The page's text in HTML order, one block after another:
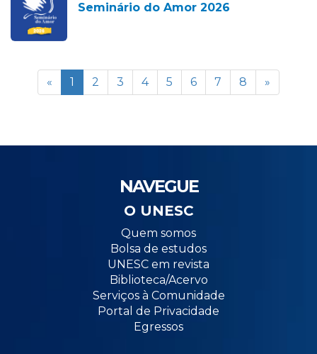
Seminário do Amor 2026
« 1 2 3 4 5 6 7 8 »
NAVEGUE
O UNESC
Quem somos
Bolsa de estudos
UNESC em revista
Biblioteca/Acervo
Serviços à Comunidade
Portal de Privacidade
Egressos